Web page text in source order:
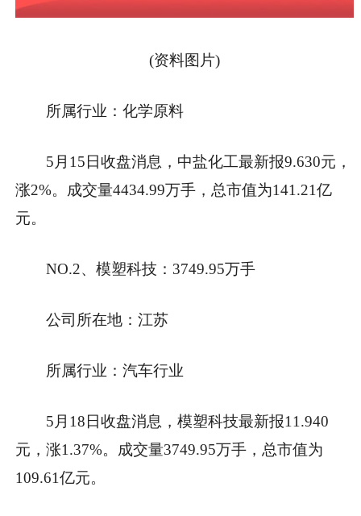
(资料图片)
所属行业：化学原料
5月15日收盘消息，中盐化工最新报9.630元，
涨2%。成交量4434.99万手，总市值为141.21亿
元。
NO.2、模塑科技：3749.95万手
公司所在地：江苏
所属行业：汽车行业
5月18日收盘消息，模塑科技最新报11.940
元，涨1.37%。成交量3749.95万手，总市值为
109.61亿元。